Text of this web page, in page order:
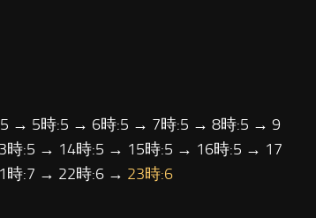
→ 5時:5 → 6時:5 → 7時:5 → 8時:5 → 9
:5 → 14時:5 → 15時:5 → 16時:5 → 17
時:7 → 22時:6 → 23時:6